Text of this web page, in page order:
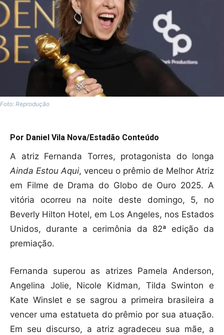
Foto: Reprodução
Por Daniel Vila Nova/Estadão Conteúdo
A atriz Fernanda Torres, protagonista do longa
Ainda Estou Aqui, venceu o prêmio de Melhor Atriz
em Filme de Drama do Globo de Ouro 2025. A
vitória ocorreu na noite deste domingo, 5, no
Beverly Hilton Hotel, em Los Angeles, nos Estados
Unidos, durante a cerimônia da 82ª edição da
premiação.
Fernanda superou as atrizes Pamela Anderson,
Angelina Jolie, Nicole Kidman, Tilda Swinton e
Kate Winslet e se sagrou a primeira brasileira a
vencer uma estatueta do prêmio por sua atuação.
Em seu discurso, a atriz agradeceu sua mãe, a